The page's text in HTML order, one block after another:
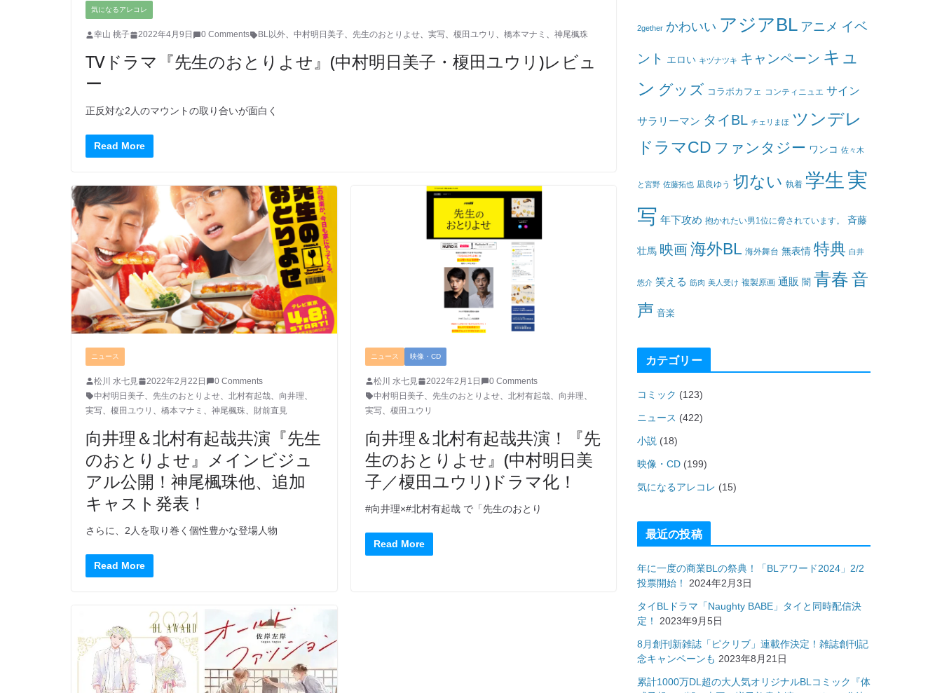
気になるアレコレ
幸山 桃子 2022年4月9日 0 Comments BL以外、 中村明日美子、 先生のおとりよせ、 実写、 榎田ユウリ 、 橋本マナミ 、 神尾楓珠
TVドラマ『先生のおとりよせ』(中村明日美子・榎田ユウリ)レビュ
ー
正反対な2人のマウントの取り合いが面白く
Read More
ニュース
松川 水七見 2022年2月22日
0 Comments
中村明日美子
先生のおとりよせ 北村有起哉 向井理
実写
榎田ユウリ 橋本マナミ 神尾楓珠 財前直見
向井理＆北村有起哉共演『先生
のおとりよせ』メインビジュ
アル公開！神尾楓珠他、追加
キャスト発表！
さらに、2人を取り巻く個性豊かな登場人物
Read More
ニュース 映像・CD
松川 水七見 2022年2月1日
0 Comments
中村明日美子、 先生のおとりよせ、 北村有起哉、 向井理
実写、 榎田ユウリ
向井理＆北村有起哉共演！『先
生のおとりよせ』(中村明日美
子／榎田ユウリ)ドラマ化！
#向井理×#北村有起哉 で「先生のおとり
Read More
2gether かわいい アジアBL アニメ イベ
ント エロい キヅナツキ キャンペーン キュ
ン グッズ コラボカフェ コンティニュエ サイン
サラリーマン タイBL チェリまほ ツンデレ
ドラマCD ファンタジー ワンコ 佐々木
と宮野 佐藤拓也 凪良ゆう 切ない 執着 学生 実
写 年下攻め 抱かれたい男1位に脅されています。 斉藤
壮馬 映画海外BL 海外舞台 無表情 特典 白井
悠介 笑える 筋肉 美人受け 複製原画 通販 闇 青春音
声 音楽
カテゴリー
コミック (123)
ニュース (422)
小説 (18)
映像・CD (199)
気になるアレコレ (15)
最近の投稿
年に一度の商業BLの祭典！「BLアワード2024」2/2
投票開始！
2024年2月3日
タイBLドラマ「Naughty BABE」タイと同時配信決
定！
2023年9月5日
8月創刊新雑誌「ピクリブ」連載作決定！雑誌創刊記
念キャンペーンも 2023年8月21日
累計1000万DL超の大人気オリジナルBLコミック『体